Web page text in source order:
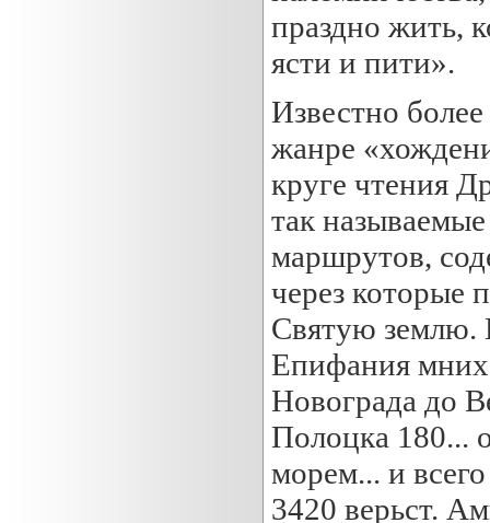
праздно жить,
ясти и пити».
Известно
жанре
круге чтения
так
маршрутов,
через которые
Святую землю.
Епифания
Новограда до
Полоцка 180...
морем... и
3420 верьст.